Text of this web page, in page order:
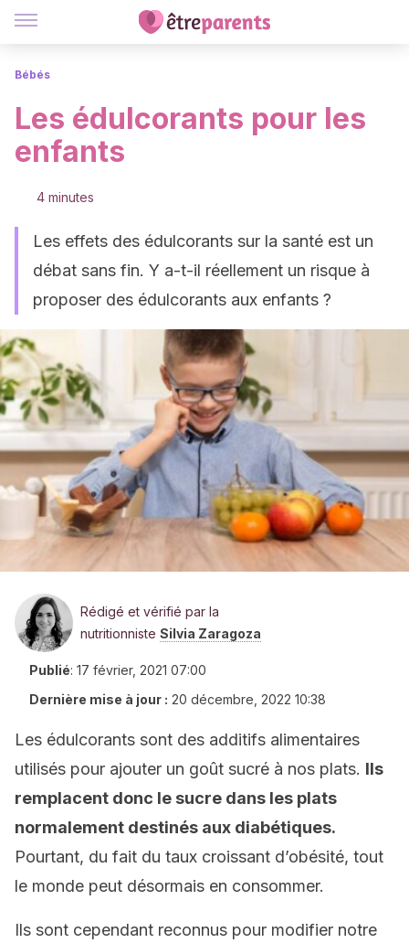
Bébés
Les édulcorants pour les
enfants
4 minutes
Les effets des édulcorants sur la santé est un
débat sans fin. Y a-t-il réellement un risque à
proposer des édulcorants aux enfants ?
Rédigé et vérifié par la
nutritionniste Silvia Zaragoza
Publié: 17 février, 2021 07:00
Dernière mise à jour : 20 décembre, 2022 10:38
Les édulcorants sont des additifs alimentaires
utilisés pour ajouter un goût sucré à nos plats. Ils
remplacent donc le sucre dans les plats
normalement destinés aux diabétiques.
Pourtant, du fait du taux croissant d’obésité, tout
le monde peut désormais en consommer.
Ils sont cependant reconnus pour modifier notre